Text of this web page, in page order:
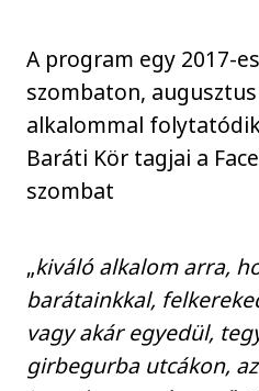
A program egy 2017-
szombaton,
alkalommal
Baráti Kör tagjai a
szombat
„kiváló alkalom arra,
barátainkkal,
vagy akár egyedül,
girbegurba utcákon,